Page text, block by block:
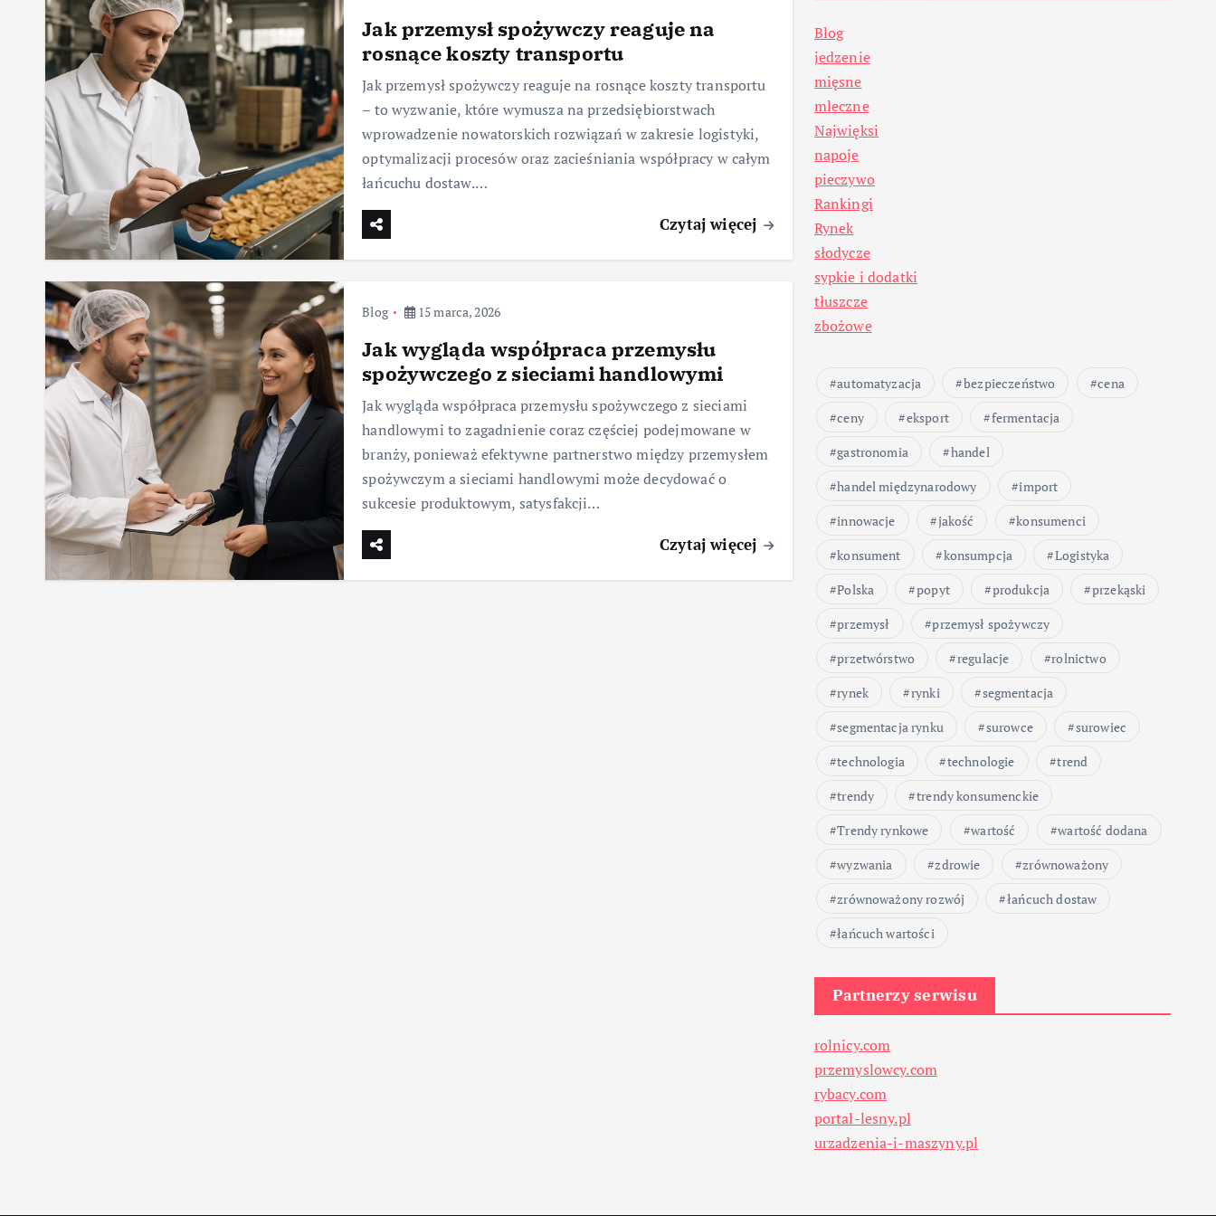
Jak przemysł spożywczy reaguje na
rosnące koszty transportu
Jak przemysł spożywczy reaguje na rosnące koszty transportu
– to wyzwanie, które wymusza na przedsiębiorstwach
wprowadzenie nowatorskich rozwiązań w zakresie logistyki,
optymalizacji procesów oraz zacieśniania współpracy w całym
łańcuchu dostaw.…
Czytaj więcej
Blog 15 marca, 2026
Jak wygląda współpraca przemysłu
spożywczego z sieciami handlowymi
Jak wygląda współpraca przemysłu spożywczego z sieciami
handlowymi to zagadnienie coraz częściej podejmowane w
branży, ponieważ efektywne partnerstwo między przemysłem
spożywczym a sieciami handlowymi może decydować o
sukcesie produktowym, satysfakcji…
Czytaj więcej
Blog
jedzenie
mięsne
mleczne
Najwięksi
napoje
pieczywo
Rankingi
Rynek
słodycze
sypkie i dodatki
tłuszcze
zbożowe
automatyzacja bezpieczeństwo
cena
ceny
eksport
fermentacja
gastronomia
handel
handel międzynarodowy
import
innowacje
jakość
konsumenci
konsument
konsumpcja
Logistyka
Polska
popyt produkcja
przekąski
przemysł
przemysł spożywczy
przetwórstwo
regulacje
rolnictwo
rynek
rynki
segmentacja
segmentacja rynku
surowce
surowiec
technologia
technologie
trend
trendy
trendy konsumenckie
Trendy rynkowe
wartość
wartość dodana
wyzwania
zdrowie
zrównoważony
zrównoważony rozwój
łańcuch dostaw
łańcuch wartości
Partnerzy serwisu
rolnicy.com
przemyslowcy.com
rybacy.com
portal-lesny.pl
urzadzenia-i-maszyny.pl